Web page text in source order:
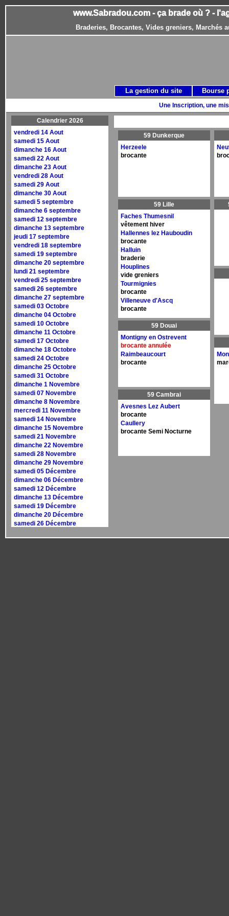
www.Sabradou.com - ça brade où ? -
Braderies, Brocantes, Vides greniers, Marchés
Une Inscription, une
Calendrier 2026
vendredi 14 Aout
samedi 15 Aout
dimanche 16 Aout
samedi 22 Aout
dimanche 23 Aout
vendredi 28 Aout
samedi 29 Aout
dimanche 30 Aout
samedi 5 septembre
dimanche 6 septembre
samedi 12 septembre
dimanche 13 septembre
jeudi 17 septembre
vendredi 18 septembre
samedi 19 septembre
dimanche 20 septembre
lundi 21 septembre
vendredi 25 septembre
samedi 26 septembre
dimanche 27 septembre
samedi 03 Octobre
dimanche 04 Octobre
samedi 10 Octobre
dimanche 11 Octobre
samedi 17 Octobre
dimanche 18 Octobre
samedi 24 Octobre
dimanche 25 Octobre
samedi 31 Octobre
dimanche 1 Novembre
samedi 07 Novembre
dimanche 8 Novembre
mercredi 11 Novembre
samedi 14 Novembre
dimanche 15 Novembre
samedi 21 Novembre
dimanche 22 Novembre
samedi 28 Novembre
dimanche 29 Novembre
samedi 05 Décembre
dimanche 06 Décembre
samedi 12 Décembre
dimanche 13 Décembre
samedi 19 Décembre
dimanche 20 Décembre
samedi 26 Décembre
59 Dunkerque
Herzeele
brocante
59 Lille
Faches Thumesnil
vêtement hiver
Hallennes lez Hauboudin
brocante
Halluin
braderie
Houplines
vide greniers
Tourmignies
brocante
Villeneuve d'Ascq
brocante
59 Douai
Montigny en Ostrevent
brocante annulée
Raimbeaucourt
brocante
59 Cambrai
Avesnes Lez Aubert
brocante
Caullery
brocante Semi Nocturne
La gestion du site Bourse